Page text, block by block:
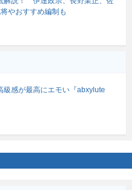
やおすすめ編制も
級感が最高にエモい『abxylute